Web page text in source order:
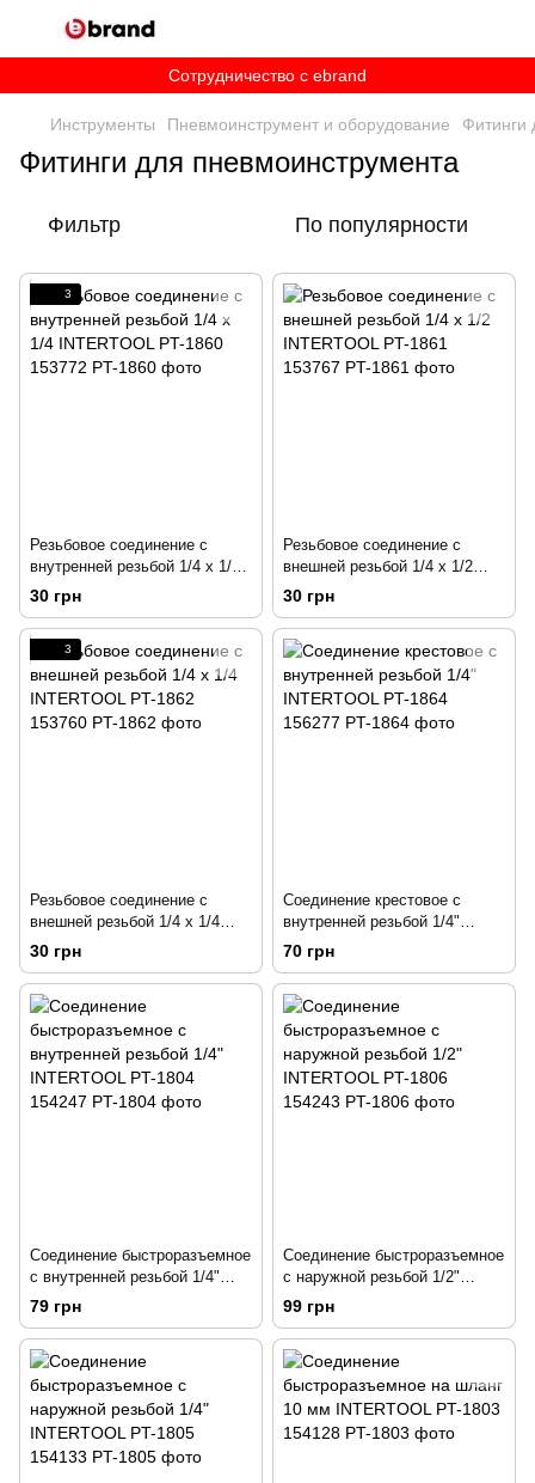
Сотрудничество c ebrand
Инструменты Пневмоинструмент и оборудование Фитинги
Фитинги для пневмоинструмента
Фильтр По популярности
3
Резьбовое соединение с
внутренней резьбой 1/4 x 1/4
INTERTOOL PT-1860 153772
30 грн
Резьбовое соединение с
внешней резьбой 1/4 x 1/2
INTERTOOL PT-1861 153767
30 грн
3
Резьбовое соединение с
внешней резьбой 1/4 x 1/4
INTERTOOL PT-1862 153760
30 грн
Соединение крестовое с
внутренней резьбой 1/4"
INTERTOOL PT-1864 156277
70 грн
Соединение быстроразъемное
с внутренней резьбой 1/4"
INTERTOOL PT-1804 154247
79 грн
Соединение быстроразъемное
с наружной резьбой 1/2"
INTERTOOL PT-1806 154243
99 грн